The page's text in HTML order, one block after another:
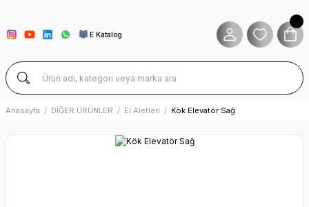
E Katalog
Anasayfa DİĞER ÜRÜNLER El Aletleri Kök Elevatör Sağ